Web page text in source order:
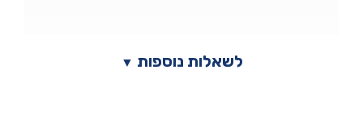
▼ לשאלות נוספות